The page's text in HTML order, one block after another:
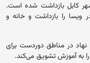
کابل بازداشت شده است.
ویسا را بازداشت و خانه‌ و
نهاد در مناطق دوردست برای
به آموزش تشویق می‌کند.